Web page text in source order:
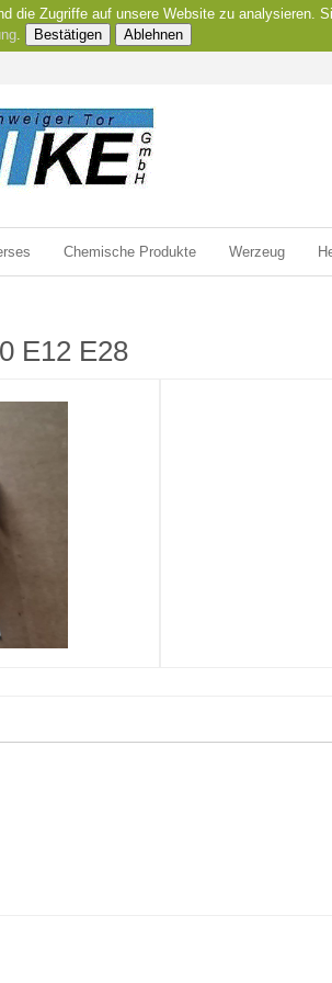
die Zugriffe auf unsere Website zu
. Bestätigen Ablehnen
Chemische Produkte Werzeug
E12 E28